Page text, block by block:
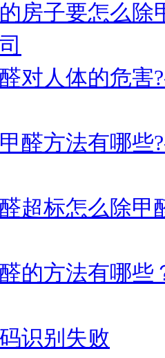
房子要怎么除
对人体的危害
醛方法有哪些
超标怎么除甲
的方法有哪
识别失败